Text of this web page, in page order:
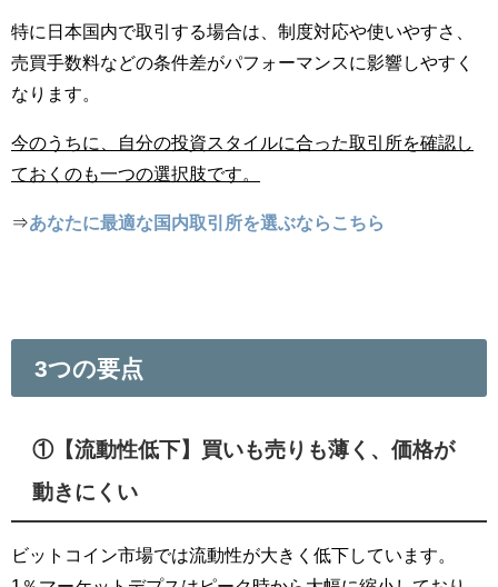
特に日本国内で取引する場合は、制度対応や使いやすさ、
売買手数料などの条件差がパフォーマンスに影響しやすく
なります。
今のうちに、自分の投資スタイルに合った取引所を確認し
ておくのも一つの選択肢です。
⇒あなたに最適な国内取引所を選ぶならこちら
3つの要点
①【流動性低下】買いも売りも薄く、価格が
動きにくい
ビットコイン市場では流動性が大きく低下しています。